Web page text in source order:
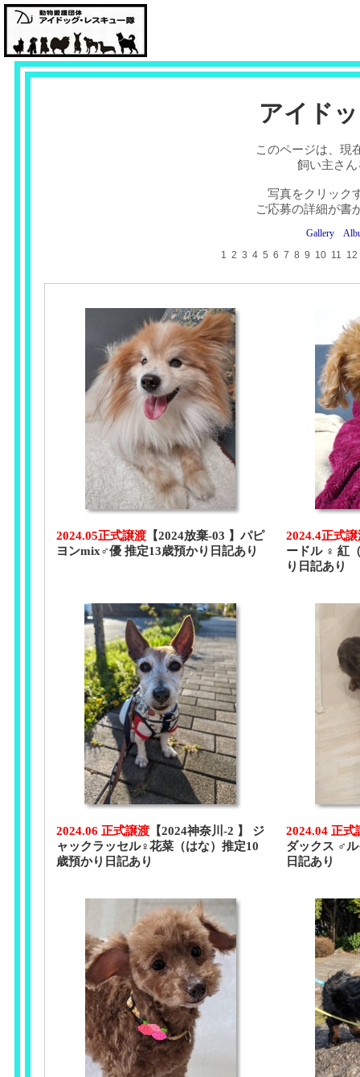
アイド
このページは、現
飼い主さ
写真をクリック
ご応募の詳細が書
Gallery
1 2 3 4 5 6 7 8 9 10 11 12
2024.05正式譲渡 【2024放棄-03 】パピ
ヨンmix♂優 推定13歳預かり日記あり
2024.4正式譲
ードル ♀ 紅
り日記あり
2024.06 正式譲渡 【2024神奈川-2 】 ジ
ャックラッセル♀花菜（はな）推定10
歳預かり日記あり
2024.04 正式
ダックス ♂
日記あり